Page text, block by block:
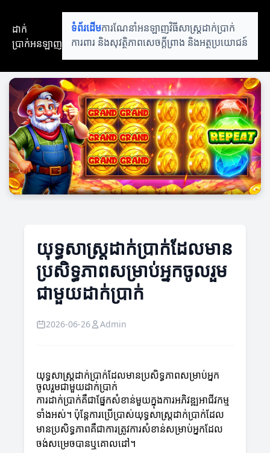
ដាក់
ប្រាក់អនឡាញ
ទំព័រដើមការណែនាំអនឡាញវិធីសាស្ត្រដាក់ប្រាក់
ការពារ និងសុវត្ថិភាពសេចក្តីព្រាង និងអត្ថប្រយោជន៍
យុទ្ធសាស្ត្រដាក់ប្រាក់ដែលមាន
ប្រសិទ្ធភាពសម្រាប់អ្នកចូលរួម
ជាមួយដាក់ប្រាក់
2026-06-26 Admin
យុទ្ធសាស្ត្រដាក់ប្រាក់ដែលមានប្រសិទ្ធភាពសម្រាប់អ្នក
ចូលរួមជាមួយដាក់ប្រាក់
ការដាក់ប្រាក់គឺជាផ្នែកសំខាន់មួយក្នុងការអភិវឌ្ឍអាជីវកម្ម
ទាំងអស់។ ប៉ុន្តែការប្រើប្រាស់យុទ្ធសាស្ត្រដាក់ប្រាក់ដែល
មានប្រសិទ្ធភាពគឺជាការត្រូវការសំខាន់សម្រាប់អ្នកដែល
ចង់សម្រេចបានឬគោលដៅ។